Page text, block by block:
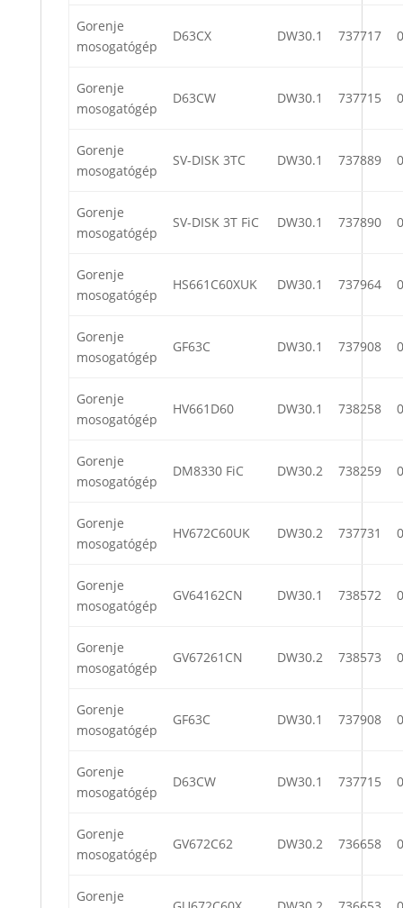
Gorenje
mosogatógép
D63CX DW30.1 737717
Gorenje
mosogatógép
D63CW DW30.1 737715
Gorenje
mosogatógép
SV-DISK 3TC DW30.1 737889
Gorenje
mosogatógép
SV-DISK 3T FiC DW30.1 737890
Gorenje
mosogatógép
HS661C60XUK DW30.1 737964
Gorenje
mosogatógép
GF63C DW30.1 737908
Gorenje
mosogatógép
HV661D60 DW30.1 738258
Gorenje
mosogatógép
DM8330 FiC DW30.2 738259
Gorenje
mosogatógép
HV672C60UK DW30.2 737731
Gorenje
mosogatógép
GV64162CN DW30.1 738572
Gorenje
mosogatógép
GV67261CN DW30.2 738573
Gorenje
mosogatógép
GF63C DW30.1 737908
Gorenje
mosogatógép
D63CW DW30.1 737715
Gorenje
mosogatógép
GV672C62 DW30.2 736658
Gorenje